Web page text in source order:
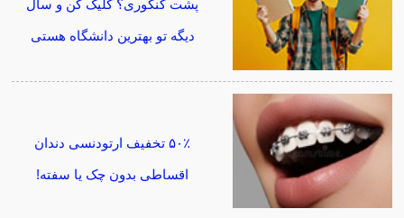
پشت کنکوری؟ کلیک کن و سال
دیگه تو بهترین دانشگاه هستی
۵۰٪ تخفیف ارتودنسی دندان
اقساطی بدون چک یا سفته!